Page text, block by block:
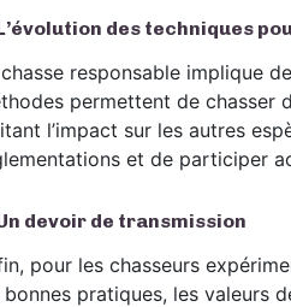
des techniques
responsable implique
permettent de chasser
l’impact sur les autres
et de participer
devoir de transmission
pour les chasseurs
bonnes pratiques, les valeurs